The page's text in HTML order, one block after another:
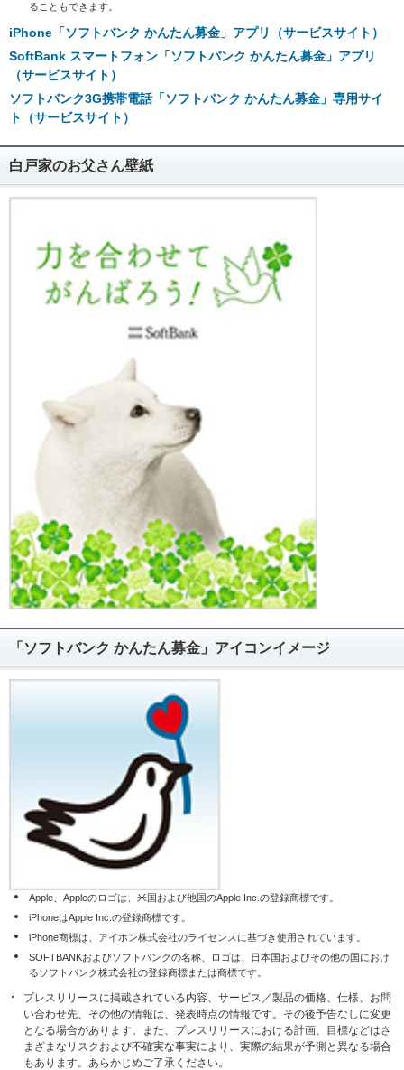
ることもできます。
iPhone「ソフトバンク かんたん募金」アプリ（サービスサイト）
SoftBank スマートフォン「ソフトバンク かんたん募金」アプリ
（サービスサイト）
ソフトバンク3G携帯電話「ソフトバンク かんたん募金」専用サイ
ト（サービスサイト）
白戸家のお父さん壁紙
「ソフトバンク かんたん募金」アイコンイメージ
Apple、Appleのロゴは、米国および他国のApple Inc.の登録商標です。
iPhoneはApple Inc.の登録商標です。
iPhone商標は、アイホン株式会社のライセンスに基づき使用されています。
SOFTBANKおよびソフトバンクの名称、ロゴは、日本国およびその他の国におけ
るソフトバンク株式会社の登録商標または商標です。
プレスリリースに掲載されている内容、サービス／製品の価格、仕様、お問
い合わせ先、その他の情報は、発表時点の情報です。その後予告なしに変更
となる場合があります。また、プレスリリースにおける計画、目標などはさ
まざまなリスクおよび不確実な事実により、実際の結果が予測と異なる場合
もあります。あらかじめご了承ください。